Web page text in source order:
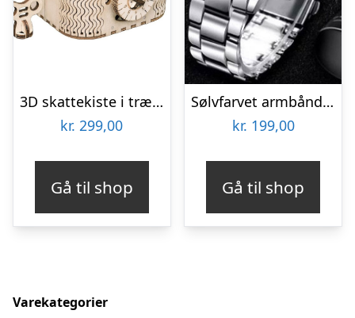
3D skattekiste i træ med kode og nøgle fra Rokrâ¢ (LK502)
kr. 299,00
Gå til shop
Sølvfarvet armbåndsur
kr. 199,00
Gå til shop
Varekategorier